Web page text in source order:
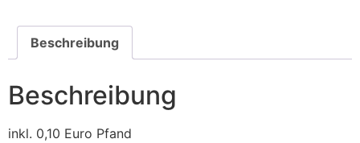
Beschreibung
Beschreibung
inkl. 0,10 Euro Pfand